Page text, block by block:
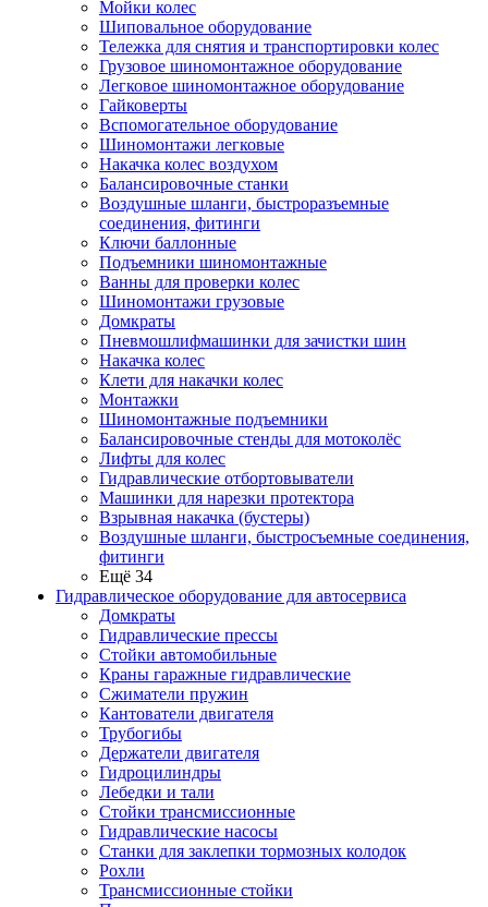
Мойки колес
Шиповальное оборудование
Тележка для снятия и транспортировки колес
Грузовое шиномонтажное оборудование
Легковое шиномонтажное оборудование
Гайковерты
Вспомогательное оборудование
Шиномонтажи легковые
Накачка колес воздухом
Балансировочные станки
Воздушные шланги, быстроразъемные
соединения, фитинги
Ключи баллонные
Подъемники шиномонтажные
Ванны для проверки колес
Шиномонтажи грузовые
Домкраты
Пневмошлифмашинки для зачистки шин
Накачка колес
Клети для накачки колес
Монтажки
Шиномонтажные подъемники
Балансировочные стенды для мотоколёс
Лифты для колес
Гидравлические отбортовыватели
Машинки для нарезки протектора
Взрывная накачка (бустеры)
Воздушные шланги, быстросъемные соединения,
фитинги
Ещё 34
Гидравлическое оборудование для автосервиса
Домкраты
Гидравлические прессы
Стойки автомобильные
Краны гаражные гидравлические
Сжиматели пружин
Кантователи двигателя
Трубогибы
Держатели двигателя
Гидроцилиндры
Лебедки и тали
Стойки трансмиссионные
Гидравлические насосы
Cтанки для заклепки тормозных колодок
Рохли
Трансмиссионные стойки